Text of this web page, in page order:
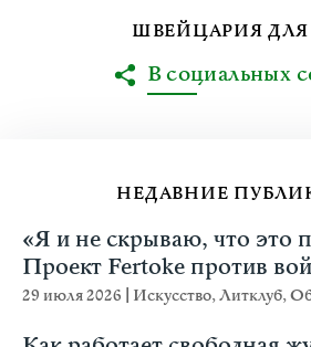
НЕДАВНИЕ
«Я и не скрываю, что это
Проект Fertoke против
29 июля 2026 Искусство,Литклуб,
ШВЕЙЦАРИЯ ДЛЯ
В социальных